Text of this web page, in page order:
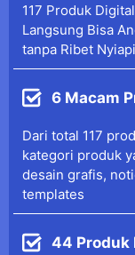
117 Produk
Langsung Bisa
tanpa Ribet
6 Macam
Dari total 117
kategori produk
desain grafis,
templates
44 Produk